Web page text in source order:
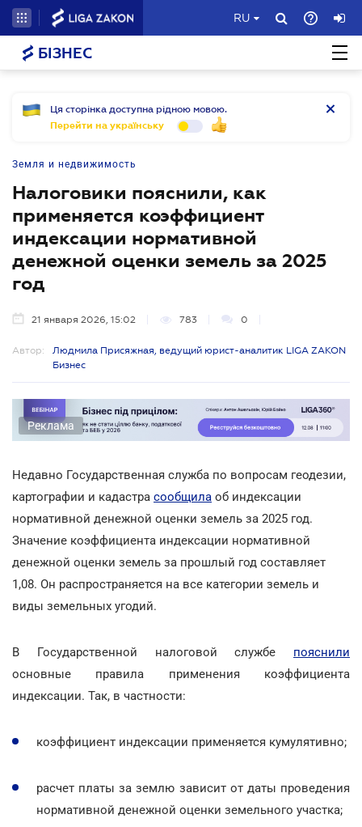
RU
БІЗНЕС
Ця сторінка доступна рідною мовою.
Перейти на українську
Земля и недвижимость
Налоговики пояснили, как
применяется коэффициент
индексации нормативной
денежной оценки земель за 2025
год
21 января 2026, 15:02 783 0
Автор:
Людмила Присяжная, ведущий юрист-аналитик LIGA ZAKON
Бизнес
Реклама
Недавно Государственная служба по вопросам геодезии,
картографии и кадастра сообщила об индексации
нормативной денежной оценки земель за 2025 год.
Значение коэффициента индексации нормативной
денежной оценки земель за прошлый год составляет
1,08. Он распространяется на все категории земель и
виды земельных угодий.
В Государственной налоговой службе пояснили
основные правила применения коэффициента
индексации. Так, в частности:
коэффициент индексации применяется кумулятивно;
расчет платы за землю зависит от даты проведения
нормативной денежной оценки земельного участка;